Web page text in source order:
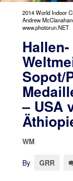
2014 World Indoor
Andrew
www.photorun.NET
Hallen-
Sopot/
– USA
WM
By GRR